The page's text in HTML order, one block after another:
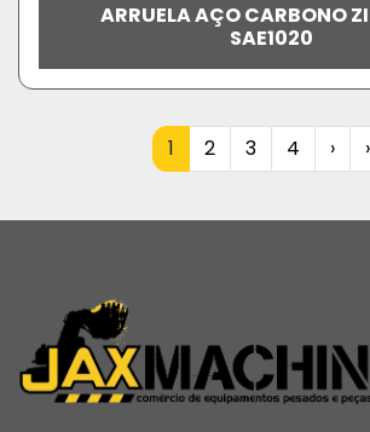
ARRUELA AÇO CARBONO
SAE1020
1 2 3 4 ›